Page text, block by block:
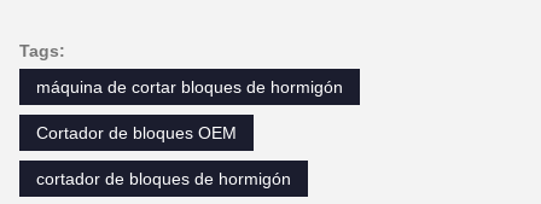
Tags:
máquina de cortar bloques de hormigón
Cortador de bloques OEM
cortador de bloques de hormigón